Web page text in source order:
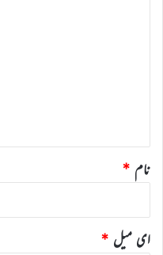
نام *
ای میل *